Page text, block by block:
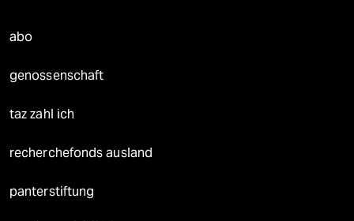
abo
genossenschaft
taz zahl ich
recherchefonds ausland
panterstiftung